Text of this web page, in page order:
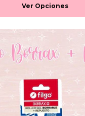
Ver Opciones